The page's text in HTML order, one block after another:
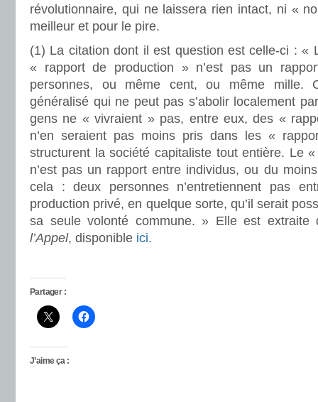
révolutionnaire, qui ne laissera rien intact, ni «
meilleur et pour le pire.
(1) La citation dont il est question est celle-ci : «
« rapport de production » n’est pas un
personnes, ou même cent, ou même mille.
généralisé qui ne peut pas s’abolir localement
gens ne « vivraient » pas, entre eux, des «
n’en seraient pas moins pris dans les «
structurent la société capitaliste tout entière. Le
n’est pas un rapport entre individus, ou du
cela : deux personnes n’entretiennent pas
production privé, en quelque sorte, qu’il serait
sa seule volonté commune. » Elle est
l’Appel, disponible ici.
Partager :
J’aime ça :